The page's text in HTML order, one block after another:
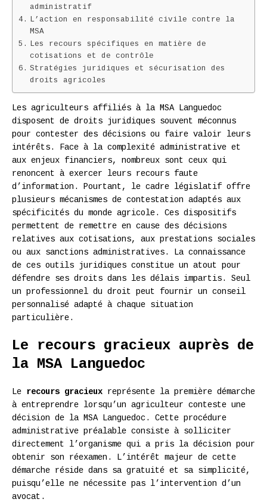
administratif
L’action en responsabilité civile contre la
MSA
Les recours spécifiques en matière de
cotisations et de contrôle
Stratégies juridiques et sécurisation des
droits agricoles
Les agriculteurs affiliés à la MSA Languedoc
disposent de droits juridiques souvent méconnus
pour contester des décisions ou faire valoir leurs
intérêts. Face à la complexité administrative et
aux enjeux financiers, nombreux sont ceux qui
renoncent à exercer leurs recours faute
d’information. Pourtant, le cadre législatif offre
plusieurs mécanismes de contestation adaptés aux
spécificités du monde agricole. Ces dispositifs
permettent de remettre en cause des décisions
relatives aux cotisations, aux prestations sociales
ou aux sanctions administratives. La connaissance
de ces outils juridiques constitue un atout pour
défendre ses droits dans les délais impartis. Seul
un professionnel du droit peut fournir un conseil
personnalisé adapté à chaque situation
particulière.
Le recours gracieux auprès de
la MSA Languedoc
Le recours gracieux représente la première démarche
à entreprendre lorsqu’un agriculteur conteste une
décision de la MSA Languedoc. Cette procédure
administrative préalable consiste à solliciter
directement l’organisme qui a pris la décision pour
obtenir son réexamen. L’intérêt majeur de cette
démarche réside dans sa gratuité et sa simplicité,
puisqu’elle ne nécessite pas l’intervention d’un
avocat.